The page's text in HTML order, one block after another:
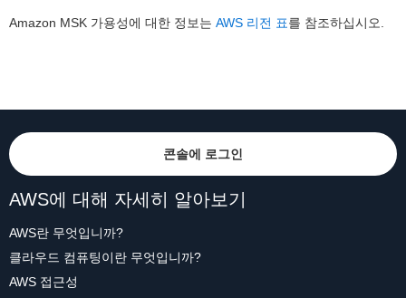
Amazon MSK 가용성에 대한 정보는 AWS 리전 표를 참조하십시오.
콘솔에 로그인
AWS에 대해 자세히 알아보기
AWS란 무엇입니까?
클라우드 컴퓨팅이란 무엇입니까?
AWS 접근성